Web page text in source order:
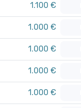
1.100 €
1.000 €
1.000 €
1.000 €
1.000 €